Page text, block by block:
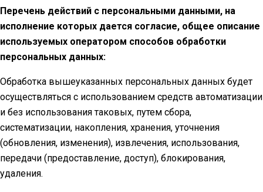
Перечень действий с персональными данными, на
исполнение которых дается согласие, общее описание
используемых оператором способов обработки
персональных данных:
Обработка вышеуказанных персональных данных будет
осуществляться с использованием средств автоматизации
и без использования таковых, путем сбора,
систематизации, накопления, хранения, уточнения
(обновления, изменения), извлечения, использования,
передачи (предоставление, доступ), блокирования,
удаления.